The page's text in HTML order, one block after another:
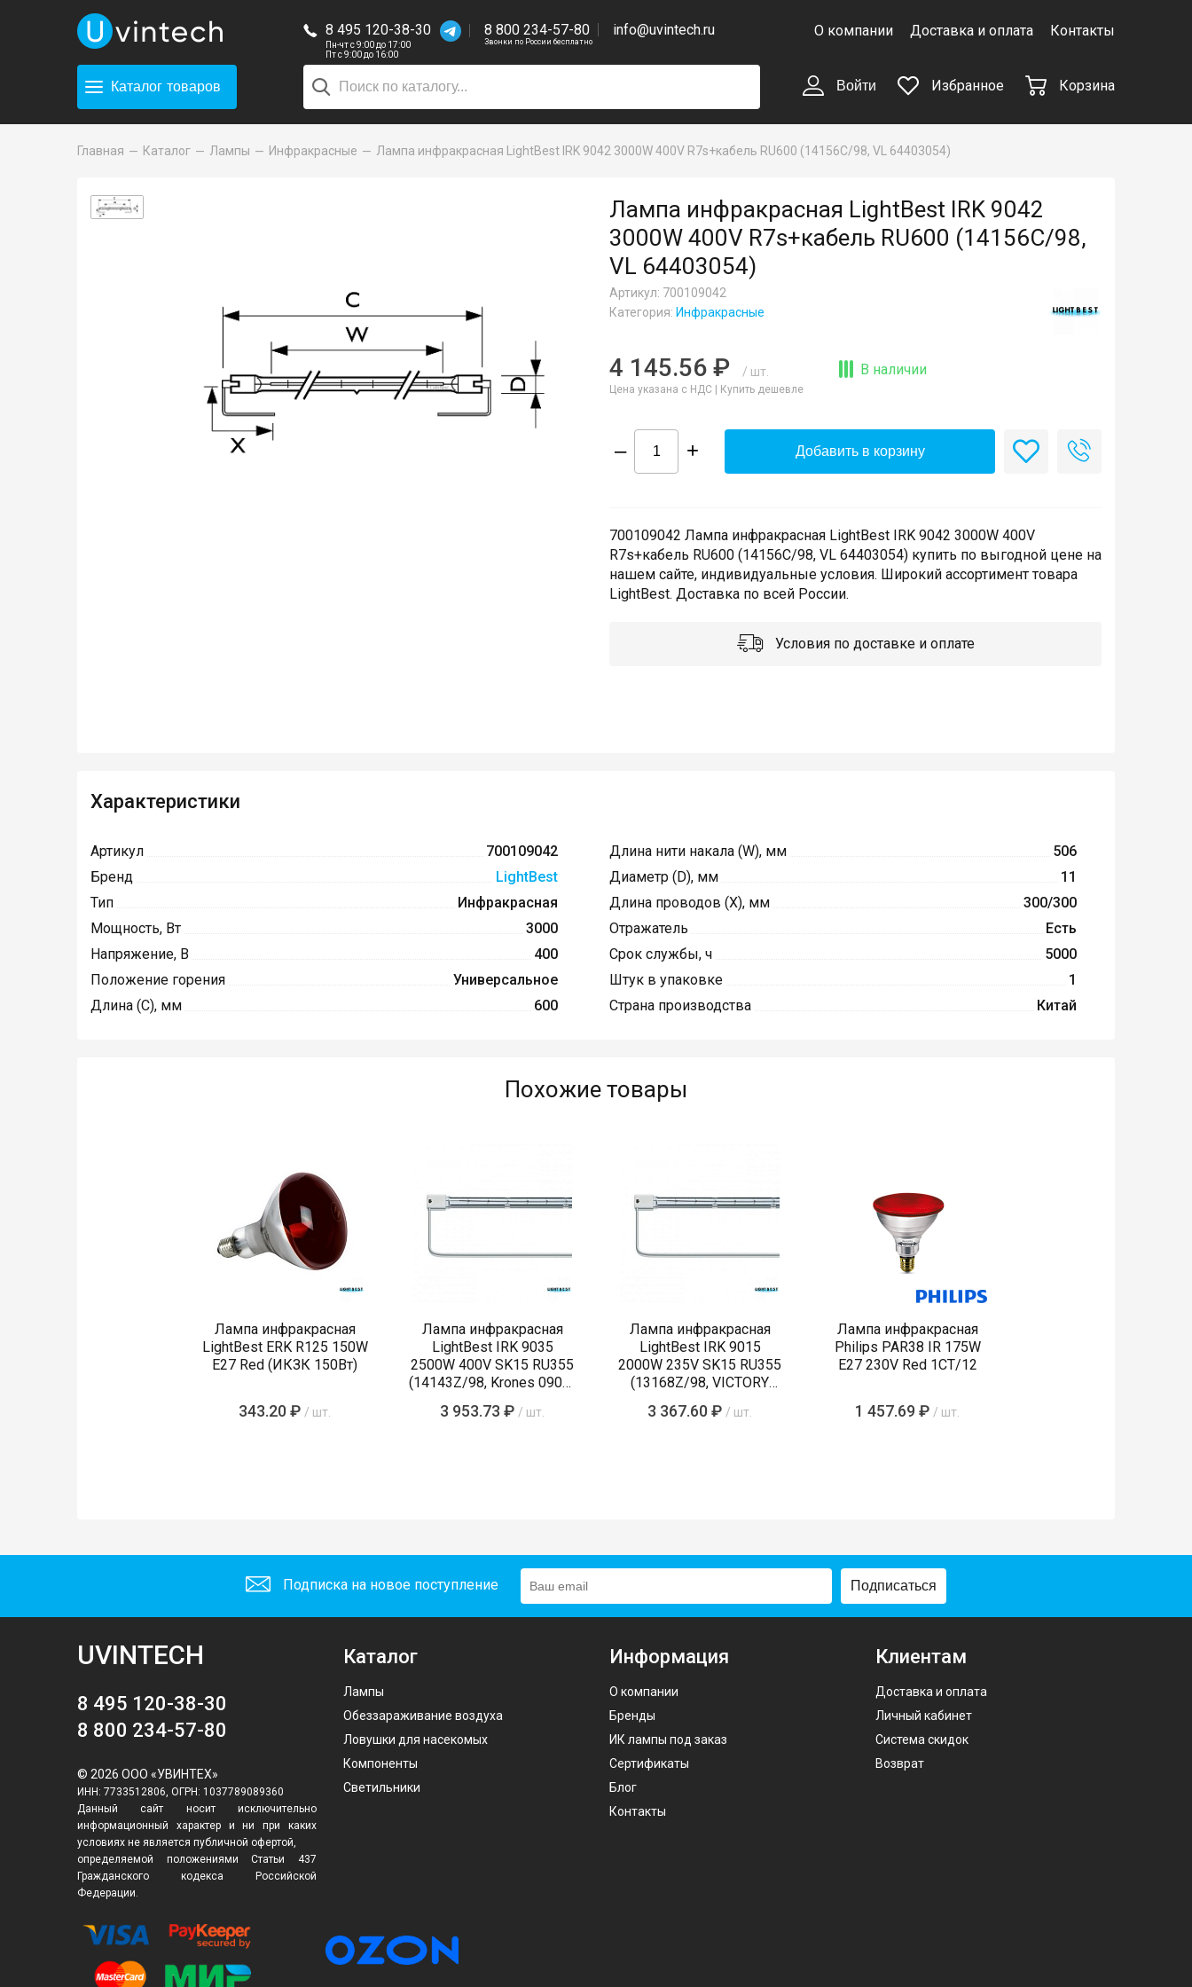
8 495 120-38-30
Пн-чт с 9:00 до 17:00
Пт с 9:00 до 16:00
8 800 234-57-80
Звонки по России бесплатно
info@uvintech.ru О компании Доставка и оплата Контакты
Каталог товаров Войти Избранное Корзина
Главная Каталог Лампы Инфракрасные Лампа инфракрасная LightBest IRK 9042 3000W 400V R7s+кабель RU600 (14156C/98, VL 64403054)
Лампа инфракрасная LightBest IRK 9042
3000W 400V R7s+кабель RU600 (14156C/98,
VL 64403054)
Артикул: 700109042
Категория: Инфракрасные
4 145.56 ₽ / шт.
Цена указана с НДС | Купить дешевле
В наличии
– + Добавить в корзину
700109042 Лампа инфракрасная LightBest IRK 9042 3000W 400V
R7s+кабель RU600 (14156C/98, VL 64403054) купить по выгодной цене на
нашем сайте, индивидуальные условия. Широкий ассортимент товара
LightBest. Доставка по всей России.
Условия по доставке и оплате
Характеристики
Артикул
700109042
Бренд
LightBest
Тип
Инфракрасная
Мощность, Вт
3000
Напряжение, В
400
Положение горения
Универсальное
Длина (C), мм
600
Длина нити накала (W), мм
506
Диаметр (D), мм
11
Длина проводов (X), мм
300/300
Отражатель
Есть
Срок службы, ч
5000
Штук в упаковке
1
Страна производства
Китай
Похожие товары
Лампа инфракрасная
LightBest ERK R125 150W
E27 Red (ИКЗК 150Вт)
343.20 ₽ / шт.
Лампа инфракрасная
LightBest IRK 9035
2500W 400V SK15 RU355
(14143Z/98, Krones 0900-
3 953.73 ₽ / шт.
Лампа инфракрасная
LightBest IRK 9015
2000W 235V SK15 RU355
(13168Z/98, VICTORY
3 367.60 ₽ / шт.
Лампа инфракрасная
Philips PAR38 IR 175W
E27 230V Red 1CT/12
1 457.69 ₽ / шт.
Подписка на новое поступление Подписаться
UVINTECH
8 495 120-38-30
8 800 234-57-80
© 2026 ООО «УВИНТЕХ»
ИНН: 7733512806, ОГРН: 1037789089360
Данный сайт носит исключительно
информационный характер и ни при каких
условиях не является публичной офертой,
определяемой положениями Статьи 437
Гражданского кодекса Российской
Федерации.
Каталог
Лампы
Обеззараживание воздуха
Ловушки для насекомых
Компоненты
Светильники
Информация
О компании
Бренды
ИК лампы под заказ
Сертификаты
Блог
Контакты
Клиентам
Доставка и оплата
Личный кабинет
Система скидок
Возврат